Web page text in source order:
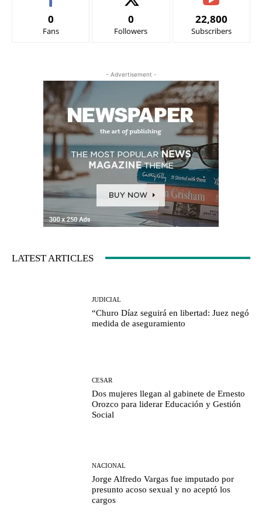
0
Fans
0
Followers
22,800
Subscribers
- Advertisement -
LATEST ARTICLES
JUDICIAL
“Churo Díaz seguirá en libertad: Juez negó
medida de aseguramiento
CESAR
Dos mujeres llegan al gabinete de Ernesto
Orozco para liderar Educación y Gestión
Social
NACIONAL
Jorge Alfredo Vargas fue imputado por
presunto acoso sexual y no aceptó los
cargos